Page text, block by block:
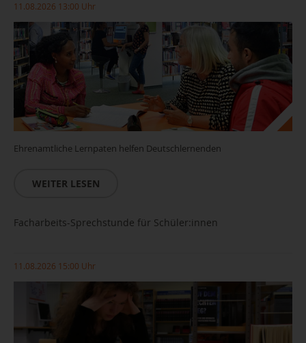
11.08.2026 13:00 Uhr
Ehrenamtliche Lernpaten helfen Deutschlernenden
WEITER LESEN
Facharbeits-Sprechstunde für Schüler:innen
11.08.2026 15:00 Uhr